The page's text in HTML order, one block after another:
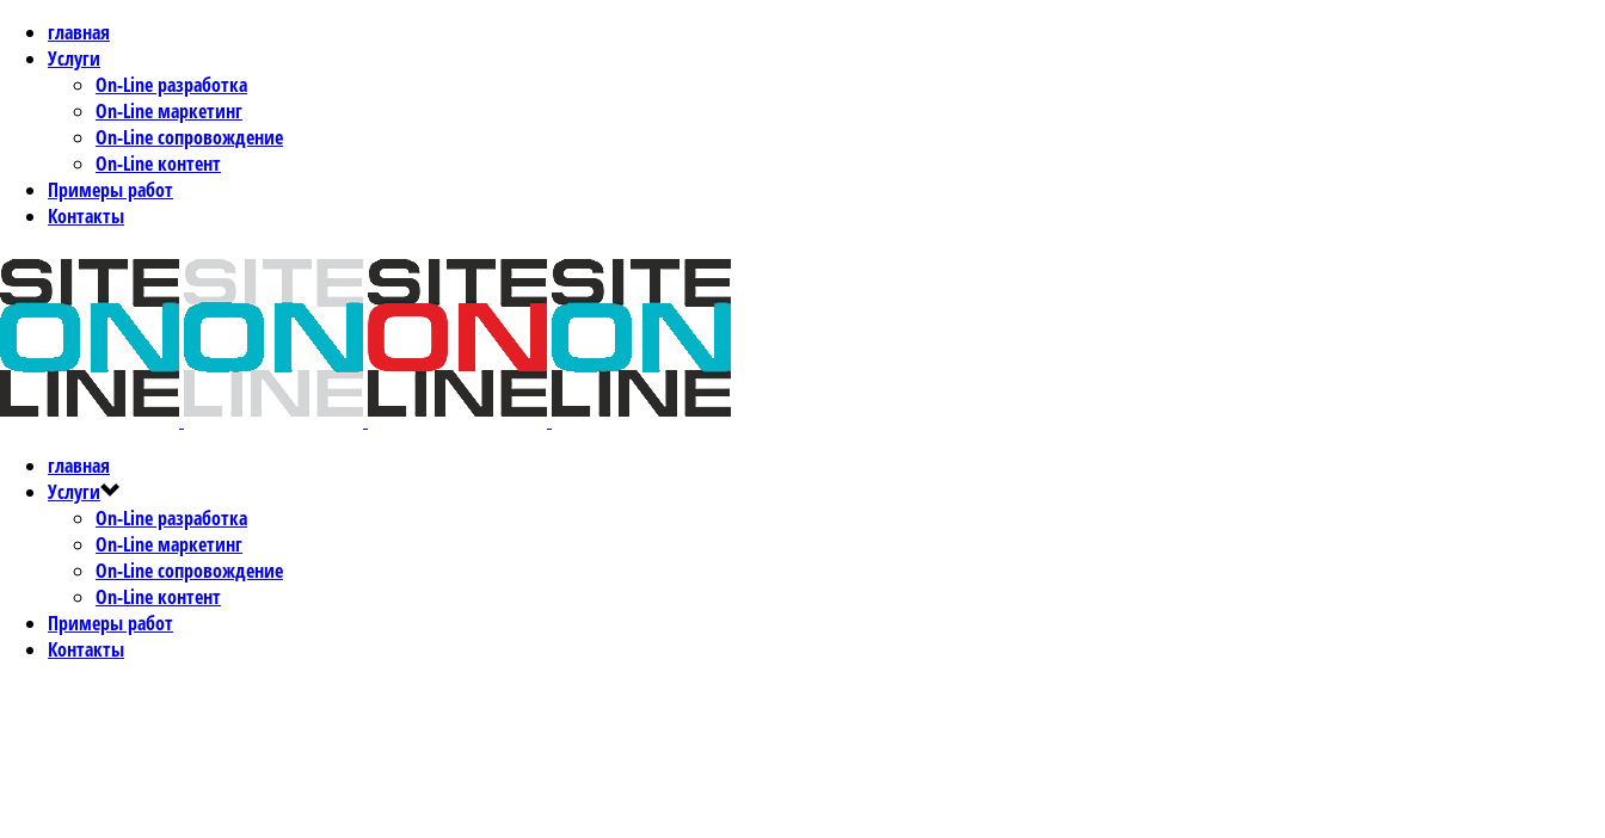
главная
Услуги
On-Line разработка
On-Line маркетинг
On-Line сопровождение
On-Line контент
Примеры работ
Контакты
главная
Услуги
On-Line разработка
On-Line маркетинг
On-Line сопровождение
On-Line контент
Примеры работ
Контакты